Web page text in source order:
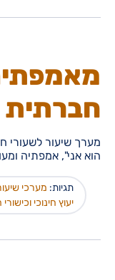
חברתית
מערך שיעור לשעורי
הוא אני", אמפתיה
תגיות: מערכי
יעוץ חינוכי וכישורי